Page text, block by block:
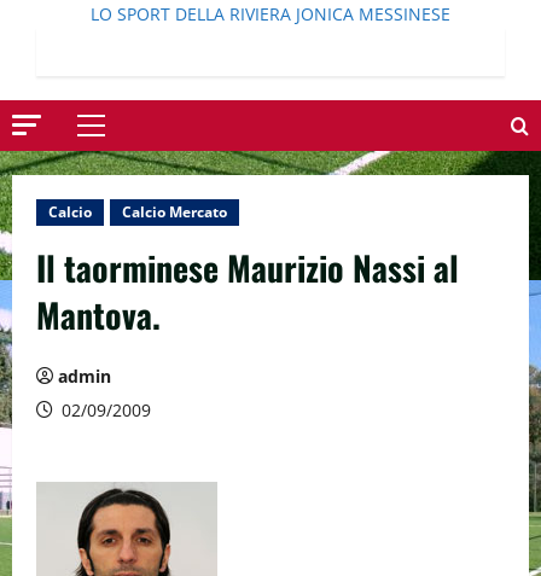
LO SPORT DELLA RIVIERA JONICA MESSINESE
Menu
principale
Calcio Calcio Mercato
Il taorminese Maurizio Nassi al
Mantova.
admin
02/09/2009